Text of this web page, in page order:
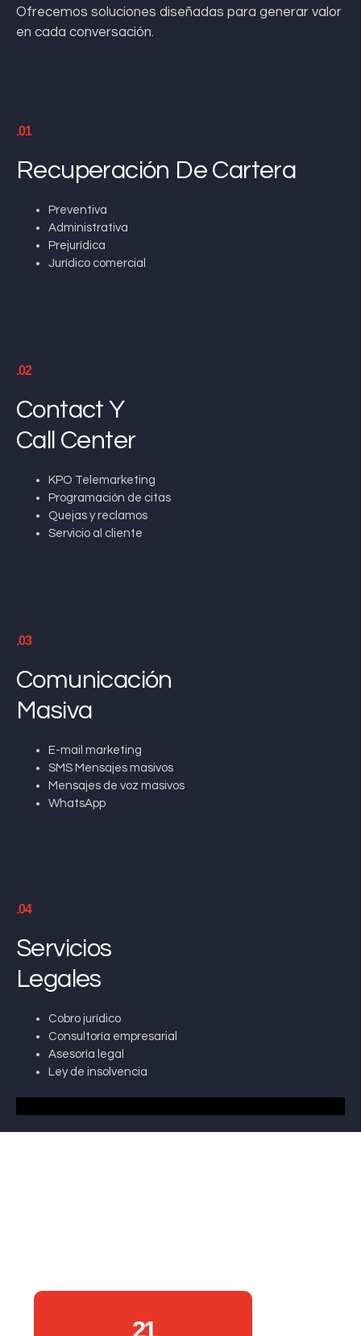
Ofrecemos soluciones diseñadas para generar valor
en cada conversación.
.01
Recuperación De Cartera
Preventiva
Administrativa
Prejurídica
Jurídico comercial
.02
Contact Y
Call Center
KPO Telemarketing
Programación de citas
Quejas y reclamos
Servicio al cliente
.03
Comunicación
Masiva
E-mail marketing
SMS Mensajes masivos
Mensajes de voz masivos
WhatsApp
.04
Servicios
Legales
Cobro jurídico
Consultoría empresarial
Asesoría legal
Ley de insolvencia
21